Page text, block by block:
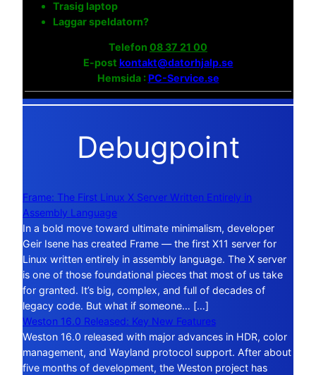
Trasig laptop
Laggar speldatorn?
Telefon 08 37 21 00
E-post kontakt@datorhjalp.se
Hemsida :PC-Service.se
Debugpoint
Frame: The First Linux X Server Written Entirely in
Assembly Language
In a bold move toward ultimate minimalism, developer
Geir Isene has created Frame — the first X11 server for
Linux written entirely in assembly language. The X server
is one of those foundational pieces that most of us take
for granted. It’s big, complex, and full of decades of
legacy code. But what if someone… […]
Weston 16.0 Released: Key New Features
Weston 16.0 released with major advances in HDR, color
management, and Wayland protocol support. After about
five months of development, the Weston project has